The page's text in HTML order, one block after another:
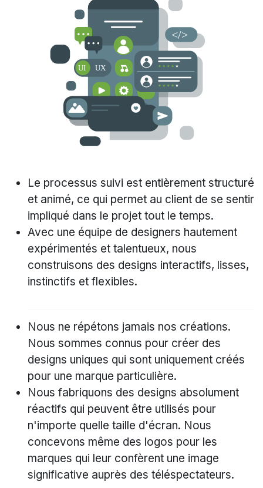
Le processus suivi est entièrement structuré
et animé, ce qui permet au client de se sentir
impliqué dans le projet tout le temps.
Avec une équipe de designers hautement
expérimentés et talentueux, nous
construisons des designs interactifs, lisses,
instinctifs et flexibles.
Nous ne répétons jamais nos créations.
Nous sommes connus pour créer des
designs uniques qui sont uniquement créés
pour une marque particulière.
Nous fabriquons des designs absolument
réactifs qui peuvent être utilisés pour
n'importe quelle taille d'écran. Nous
concevons même des logos pour les
marques qui leur confèrent une image
significative auprès des téléspectateurs.